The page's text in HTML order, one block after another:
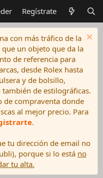
Regístrate
con más tráfico de la
un objeto que da la
de referencia para
desde Rolex hasta
y de bolsillo,
de estilográficas.
de compraventa donde
al mejor precio. Para
.
tu dirección de email no
porque si lo está no
tu alta.